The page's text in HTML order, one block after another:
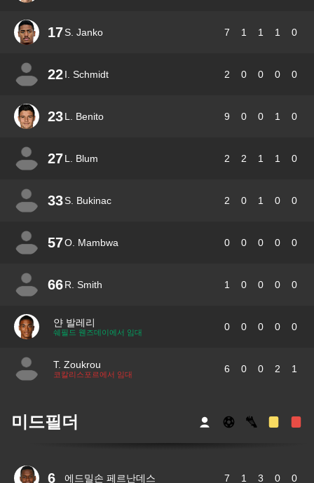
17S. Janko 7 1 1 1 0
22I. Schmidt 2 0 0 0 0
23L. Benito 9 0 0 1 0
27L. Blum 2 2 1 1 0
33S. Bukinac 2 0 1 0 0
57O. Mambwa 0 0 0 0 0
66R. Smith 1 0 0 0 0
얀 발레리
쉐필드 웬즈데이에서 임대 0 0 0 0 0
T. Zoukrou
코칼리스포르에서 임대 6 0 0 2 1
미드필더
6 에드밀손 페르난데스 7 1 3 0 0